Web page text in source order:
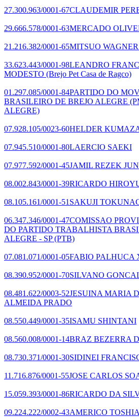
27.300.963/0001-67CLAUDEMIR
29.666.578/0001-63MERCADO
21.216.382/0001-65MITSUO
33.623.443/0001-98LEANDRO
MODESTO (Brejo Pet Casa de Ragco)
01.297.085/0001-84PARTIDO DO
BRASILEIRO DE BREJO ALEGRE
ALEGRE)
07.928.105/0023-60HELDER
07.945.510/0001-80LAERCIO SAEKI
07.977.592/0001-45JAMIL REZEK
08.002.843/0001-39RICARDO
08.105.161/0001-51 SAKUJI
06.347.346/0001-47COMISSAO
DO PARTIDO TRABALHISTA
ALEGRE - SP(PTB)
07.081.071/0001-05FABIO PALHUCA
08.390.952/0001-70SILVANO
08.481.622/0003-52JESUINA MARIA
ALMEIDA PRADO
08.550.449/0001-35ISAMU SHINTANI
08.560.008/0001-14BRAZ BEZERRA
08.730.371/0001-30SIDINEI
11.716.876/0001-55JOSE CARLOS
15.059.393/0001-86RICARDO DA
09.224.222/0002-43AMERICO